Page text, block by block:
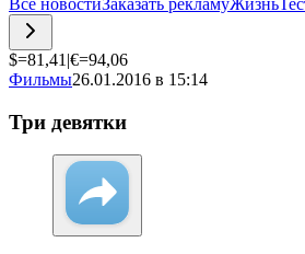
Все новостиЗаказать рекламуЖизнь
$=81,41 |€=94,06
Фильмы26.01.2016 в 15:14
Три девятки